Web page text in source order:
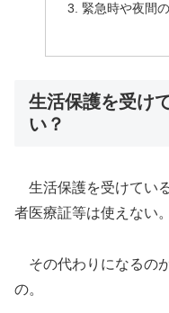
緊急時や夜間
生活保護を受け
い？
生活保護を受けてい
者医療証等は使えない。
その代わりになるの
の。